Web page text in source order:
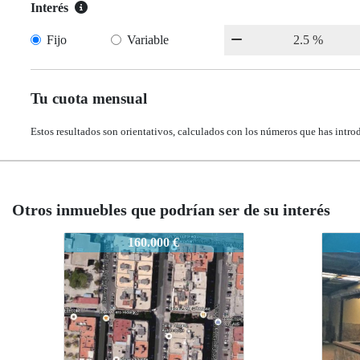
Interés
Fijo Variable
Tu cuota mensual
Estos resultados son orientativos, calculados con los números que has
Otros inmuebles que podrían ser de su interés
L-256
L-256